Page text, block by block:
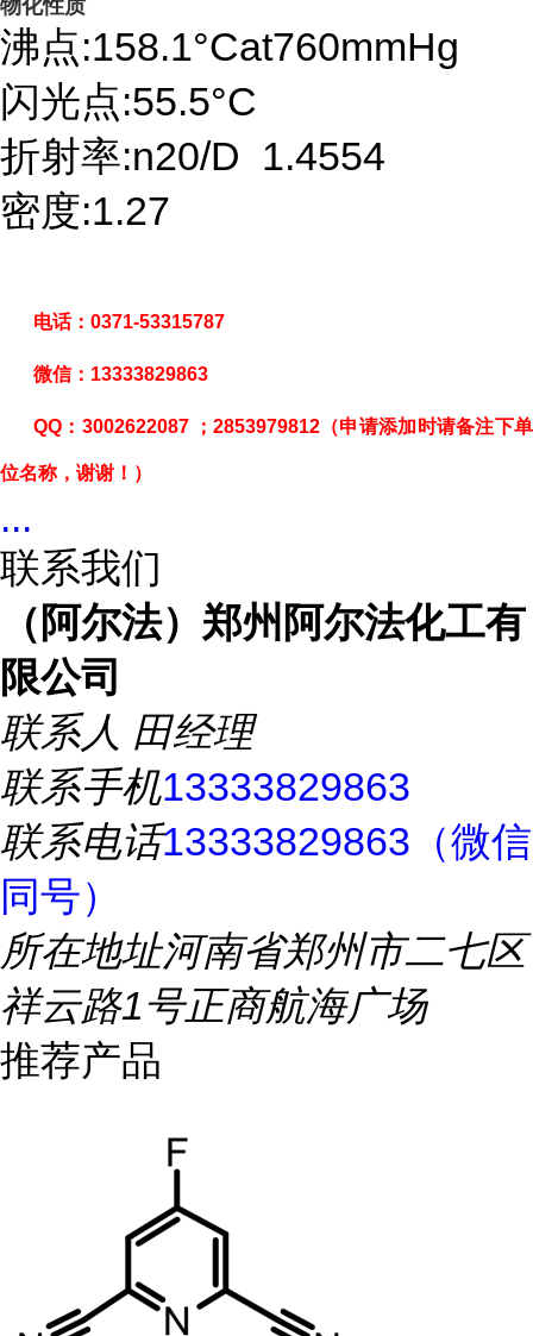
物化性质
沸点:158.1°Cat760mmHg
闪光点:55.5°C
折射率:n20/D 1.4554
密度:1.27
电话： 0371-53315787
微信： 13333829863
QQ ： 3002622087 ； 2853979812（申请添加时请备注下单
位名称，谢谢！）
...
联系我们
（阿尔法）郑州阿尔法化工有
限公司
联系人 田经理
联系手机13333829863
联系电话13333829863（微信
同号）
所在地址河南省郑州市二七区
祥云路1号正商航海广场
推荐产品